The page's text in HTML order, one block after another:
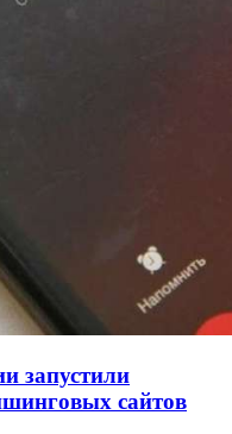
в Центральном
переполох“
экспорт:
млн долларов
запустили
сайтов